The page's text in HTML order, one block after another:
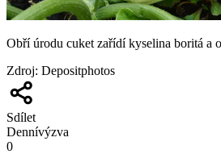
Obří úrodu cuket zařídí kyselina boritá a
Zdroj: Depositphotos
Sdílet
Dennívýzva
0